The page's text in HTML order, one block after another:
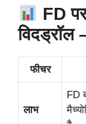
FD
विदड्रॉल
फीचर
लाभ
FD